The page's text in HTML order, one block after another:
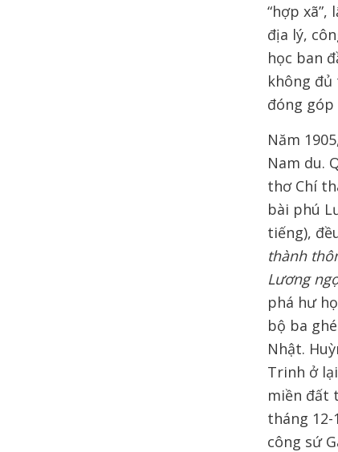
“hợp
địa lý,
học ban
không
đóng
Năm
Nam du.
thơ Chí
bài phú
tiếng),
thành
Lương
phá hư
bộ ba
Nhật.
Trinh ở
miền đất
tháng 12-
công sứ